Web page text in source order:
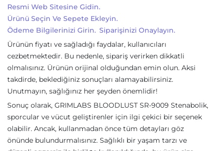
Resmi Web Sitesine Gidin.
Ürünü Seçin Ve Sepete Ekleyin.
Ödeme Bilgilerinizi Girin. Siparişinizi Onaylayın.
Ürünün fiyatı ve sağladığı faydalar, kullanıcıları
cezbetmektedir. Bu nedenle, sipariş verirken dikkatli
olmalısınız. Ürünün orijinal olduğundan emin olun. Aksi
takdirde, beklediğiniz sonuçları alamayabilirsiniz.
Unutmayın, sağlığınız her şeyden önemlidir!
Sonuç olarak, GRIMLABS BLOODLUST SR-9009 Stenabolik,
sporcular ve vücut geliştirenler için ilgi çekici bir seçenek
olabilir. Ancak, kullanmadan önce tüm detayları göz
önünde bulundurmalısınız. Sağlıklı bir yaşam tarzı ve